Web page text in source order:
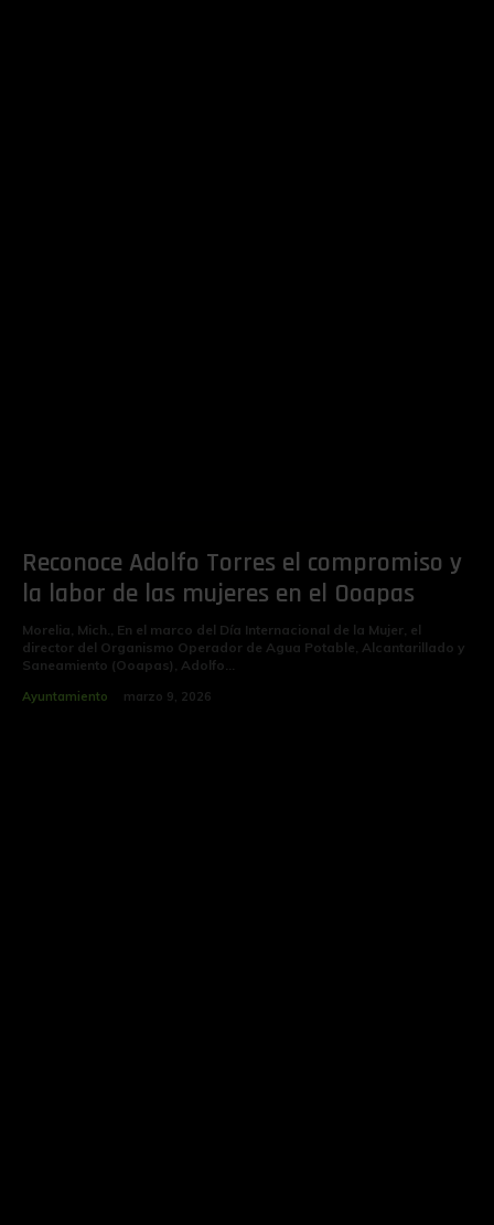
Reconoce Adolfo Torres el compromiso y
la labor de las mujeres en el Ooapas
Morelia, Mich., En el marco del Día Internacional de la Mujer, el
director del Organismo Operador de Agua Potable, Alcantarillado y
Saneamiento (Ooapas), Adolfo...
Ayuntamiento marzo 9, 2026